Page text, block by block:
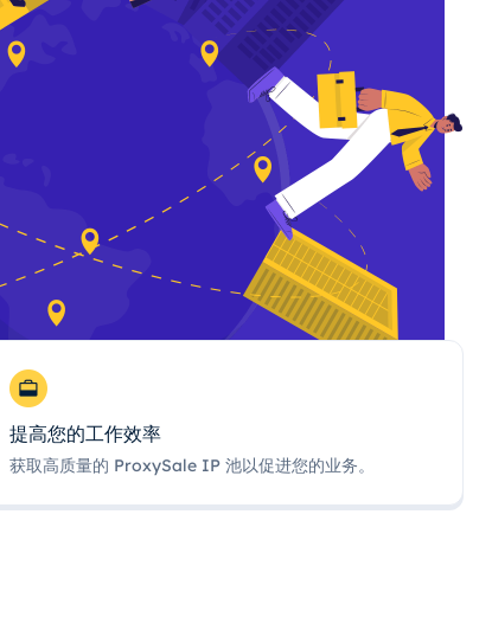
提高您的工作效率
获取高质量的 ProxySale IP 池以促进您的业务。